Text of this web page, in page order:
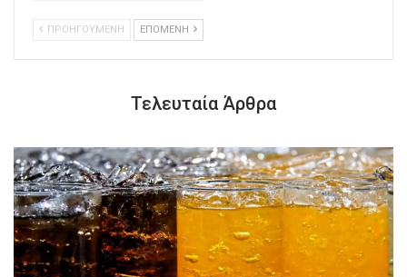
ΠΡΟΗΓΟΥΜΕΝΗ ΕΠΟΜΕΝΗ
Τελευταία Άρθρα